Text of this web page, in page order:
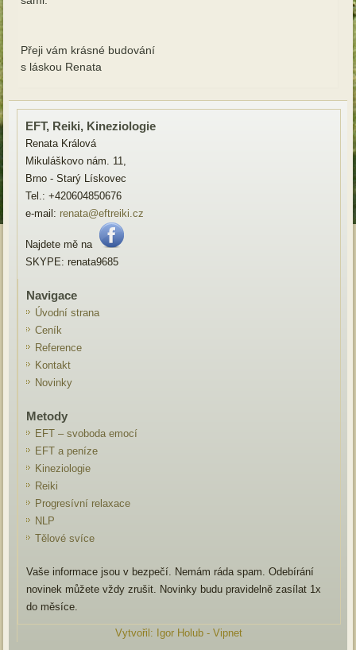
Přeji vám krásné budování
s láskou Renata
EFT, Reiki, Kineziologie
Renata Králová
Mikuláškovo nám. 11,
Brno - Starý Lískovec
Tel.: +420604850676
e-mail:renata@eftreiki.cz
Najdete mě na
SKYPE: renata9685
Navigace
Úvodní strana
Ceník
Reference
Kontakt
Novinky
Metody
EFT – svoboda emocí
EFT a peníze
Kineziologie
Reiki
Progresívní relaxace
NLP
Tělové svíce
Vaše informace jsou v bezpečí. Nemám ráda spam. Odebírání
novinek můžete vždy zrušit. Novinky budu pravidelně zasílat 1x
do měsíce.
Vytvořil: Igor Holub - Vipnet